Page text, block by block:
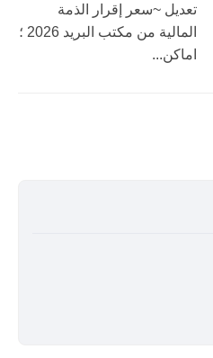
تعديل ~سعر إقرار الذمة
المالية من مكتب البريد 2026 ؛
اماكن...